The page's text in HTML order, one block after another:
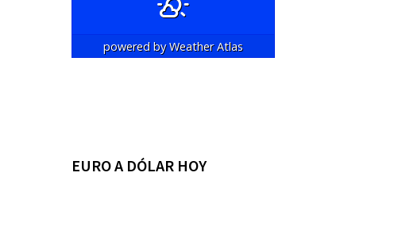
powered byWeather Atlas
EURO A DÓLAR HOY